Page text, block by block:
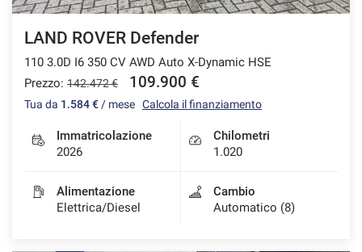
LAND ROVER Defender
110 3.0D I6 350 CV AWD Auto X-Dynamic HSE
Prezzo: 142.472 € 109.900 €
Tua da 1.584 € / mese Calcola il finanziamento
Immatricolazione
2026
Chilometri
1.020
Alimentazione
Elettrica/Diesel
Cambio
Automatico (8)